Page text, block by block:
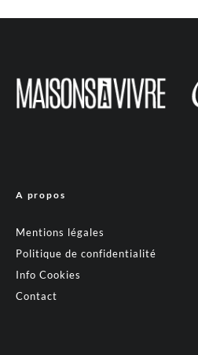
A propos
Mentions légales
Politique de confidentialité
Info Cookies
Contact